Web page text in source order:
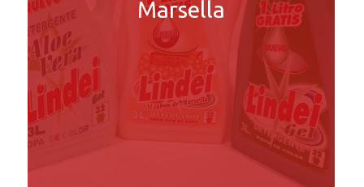
Marsella